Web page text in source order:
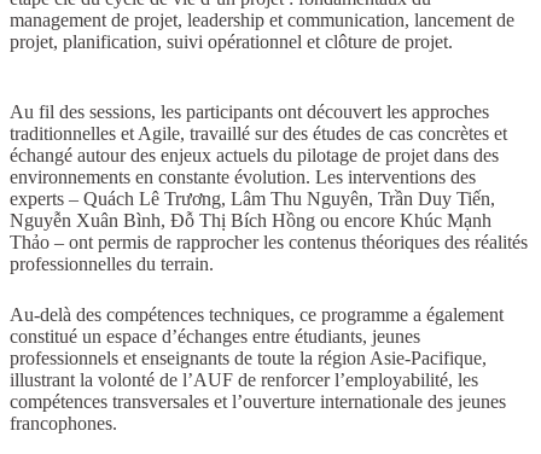
management de projet, leadership et communication, lancement de
projet, planification, suivi opérationnel et clôture de projet.
Au fil des sessions, les participants ont découvert les approches
traditionnelles et Agile, travaillé sur des études de cas concrètes et
échangé autour des enjeux actuels du pilotage de projet dans des
environnements en constante évolution. Les interventions des
experts – Quách Lê Trương, Lâm Thu Nguyên, Trần Duy Tiến,
Nguyễn Xuân Bình, Đỗ Thị Bích Hồng ou encore Khúc Mạnh
Thảo – ont permis de rapprocher les contenus théoriques des réalités
professionnelles du terrain.
Au-delà des compétences techniques, ce programme a également
constitué un espace d’échanges entre étudiants, jeunes
professionnels et enseignants de toute la région Asie-Pacifique,
illustrant la volonté de l’AUF de renforcer l’employabilité, les
compétences transversales et l’ouverture internationale des jeunes
francophones.